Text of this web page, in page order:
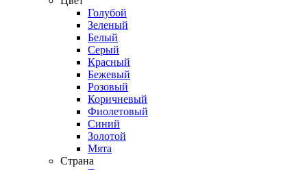
Голубой
Зеленый
Белый
Серый
Красный
Бежевый
Розовый
Коричневый
Фиолетовый
Синий
Золотой
Мята
Страна